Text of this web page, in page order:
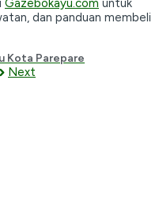
Gazebokayu.com untuk
dan panduan membeli
Kota Parepare
Next